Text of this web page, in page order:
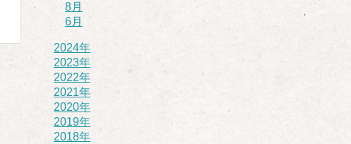
8月
6月
2024年
2023年
2022年
2021年
2020年
2019年
2018年